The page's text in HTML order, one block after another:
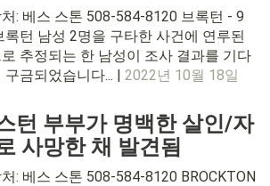
: 베스 스톤 508-584-8120 브록턴 - 9
록턴 남성 2명을 구타한 사건에 연루된
추정되는 한 남성이 조사 결과를 기다
구금되었습니다... | 2022년 10월 18일
턴 부부가 명백한 살인/자
사망한 채 발견됨
: 베스 스톤 508-584-8120 BROCKTON